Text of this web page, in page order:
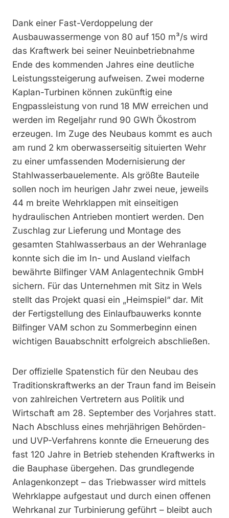
Dank einer Fast-Verdoppelung der
Ausbauwassermenge von 80 auf 150 m³/s wird
das Kraftwerk bei seiner Neuinbetriebnahme
Ende des kommenden Jahres eine deutliche
Leistungssteigerung aufweisen. Zwei moderne
Kaplan-Turbinen können zukünftig eine
Engpassleistung von rund 18 MW erreichen und
werden im Regeljahr rund 90 GWh Ökostrom
erzeugen. Im Zuge des Neubaus kommt es auch
am rund 2 km oberwasserseitig situierten Wehr
zu einer umfassenden Modernisierung der
Stahlwasserbauelemente. Als größte Bauteile
sollen noch im heurigen Jahr zwei neue, jeweils
44 m breite Wehrklappen mit einseitigen
hydraulischen Antrieben montiert werden. Den
Zuschlag zur Lieferung und Montage des
gesamten Stahlwasserbaus an der Wehranlage
konnte sich die im In- und Ausland vielfach
bewährte Bilfinger VAM Anlagentechnik GmbH
sichern. Für das Unternehmen mit Sitz in Wels
stellt das Projekt quasi ein „Heimspiel“ dar. Mit
der Fertigstellung des Einlaufbauwerks konnte
Bilfinger VAM schon zu Sommerbeginn einen
wichtigen Bauabschnitt erfolgreich abschließen.
Der offizielle Spatenstich für den Neubau des
Traditionskraftwerks an der Traun fand im Beisein
von zahlreichen Vertretern aus Politik und
Wirtschaft am 28. September des Vorjahres statt.
Nach Abschluss eines mehrjährigen Behörden-
und UVP-Verfahrens konnte die Erneuerung des
fast 120 Jahre in Betrieb stehenden Kraftwerks in
die Bauphase übergehen. Das grundlegende
Anlagenkonzept – das Triebwasser wird mittels
Wehrklappe aufgestaut und durch einen offenen
Wehrkanal zur Turbinierung geführt – bleibt auch